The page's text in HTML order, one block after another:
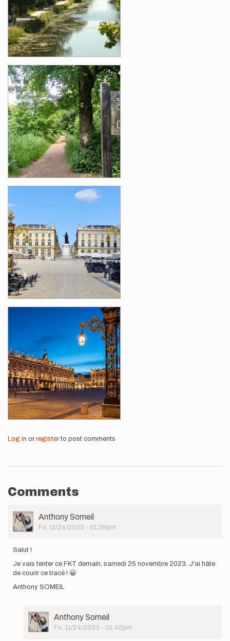
Log in or registerto post comments
Comments
User
Picture
Anthony Someil
Fri, 11/24/2023 - 01:39pm
Salut !
Je vais tenter ce FKT demain, samedi 25 novembre 2023. J'ai hâte
de courir ce tracé ! 😀
Anthony SOMEIL
User
Picture
Anthony Someil
Fri, 11/24/2023 - 01:40pm